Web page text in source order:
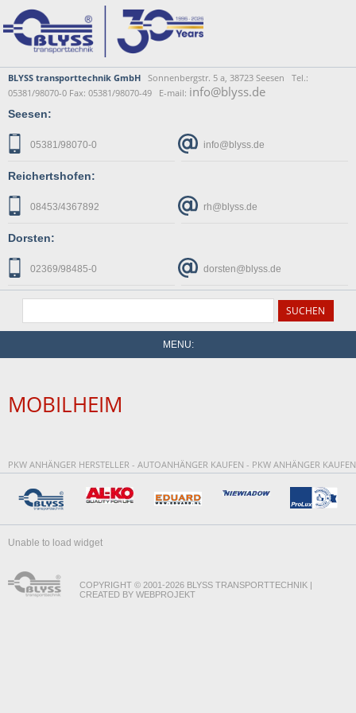
BLYSS transporttechnik GmbH Sonnenbergstr. 5 a, 38723 Seesen Tel.:
05381/98070-0 Fax: 05381/98070-49 E-mail: info@blyss.de
Seesen:
05381/98070-0 info@blyss.de
Reichertshofen:
08453/4367892 rh@blyss.de
Dorsten:
02369/98485-0 dorsten@blyss.de
MENU:
MOBILHEIM
PKW ANHÄNGER HERSTELLER - AUTOANHÄNGER KAUFEN - PKW ANHÄNGER KAUFEN
Unable to load widget
COPYRIGHT © 2001-2026 BLYSS TRANSPORTTECHNIK |
CREATED BY WEBPROJEKT